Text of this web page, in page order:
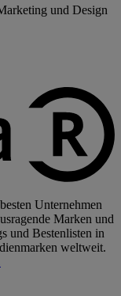
und Design
Unternehmen
Marken und
und Bestenlisten in
weltweit.